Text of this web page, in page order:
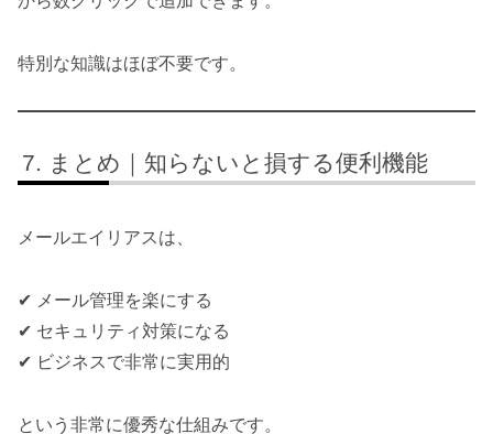
特別な知識はほぼ不要です。
まとめ｜知らないと損する便利機能
メールエイリアスは、
✔ メール管理を楽にする
✔ セキュリティ対策になる
✔ ビジネスで非常に実用的
という非常に優秀な仕組みです。